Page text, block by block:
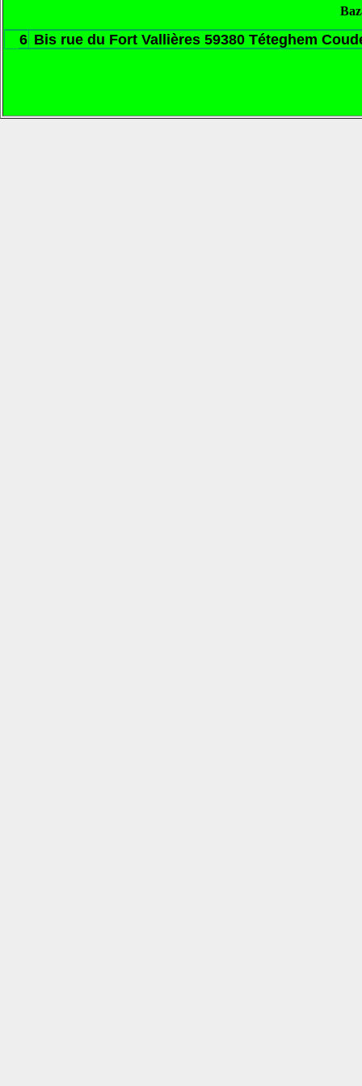
6 Bis rue du Fort Vallières 59380 Téteghem